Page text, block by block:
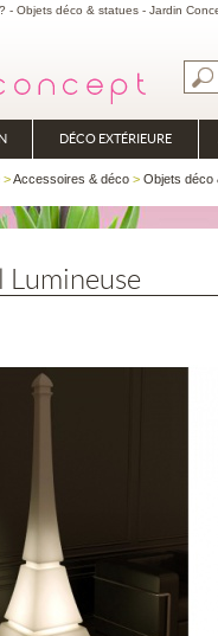
- Objets déco & statues - Jardin
DÉCO EXTÉRIEURE
>Accessoires & déco > Objets déco